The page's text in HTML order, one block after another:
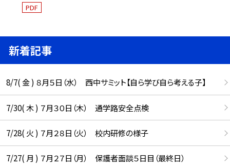
PDF
新着記事
8/7( 金 ) ８月５日（水） 西中サミット【自ら学び自ら考える子】
7/30( 木 ) ７月３０日（木） 通学路安全点検
7/28( 火 ) ７月２８日（火） 校内研修の様子
7/27( 月 ) ７月２７日（月） 保護者面談５日目（最終日）